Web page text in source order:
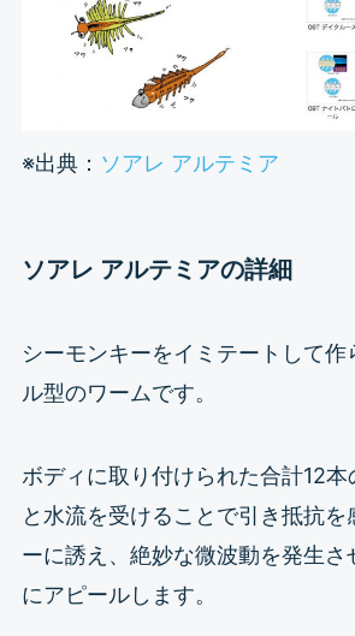
※出典： ソアレ アルテミア
ソアレ アルテミアの詳細
シーモンキーをイミテートして作
ル型のワームです。
ボディに取り付けられた合計12本
と水流を受けることで引き抵抗を
ーに誘え、絶妙な微波動を発生さ
にアピールします。